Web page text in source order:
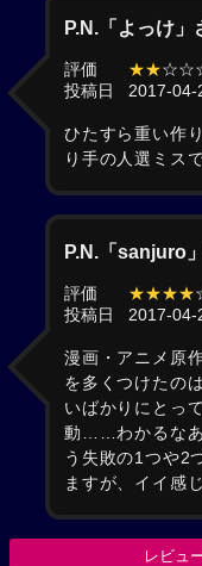
P.N.「よっけ」
評価 ★★
投稿日
2017-04-
ひたすら重い作
り手の人選ミス
P.N.「sanjuro
評価 ★★★★
投稿日
2017-04-
漫画・アニメ原
を多くつけたの
いばかりにとっ
動……わかるなあ
う失敗の1つや2
ますが、イイ感
レビュ